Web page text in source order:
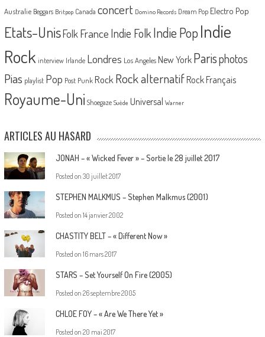
Australie Beggars Britpop Canada concert Domino Records Dream Pop Electro Pop
Etats-UnisFolk France Indie Folk Indie PopIndie
Rock interview Irlande Londres Los Angeles New York Parisphotos
Pias playlist Pop Post Punk Rock Rock alternatif Rock Français
Royaume-Uni Shoegaze Suède Universal Warner
ARTICLES AU HASARD
JONAH – « Wicked Fever » – Sortie le 28 juillet 2017
Posted on 30 juillet 2017
STEPHEN MALKMUS – Stephen Malkmus (2001)
Posted on 14 janvier 2002
CHASTITY BELT – « Different Now »
Posted on 16 mars 2017
STARS – Set Yourself On Fire (2005)
Posted on 26 septembre 2005
CHLOE FOY – « Are We There Yet »
Posted on 20 mai 2017